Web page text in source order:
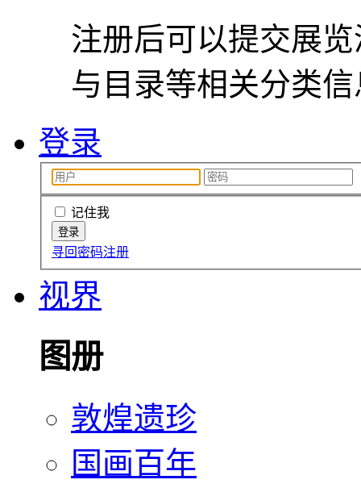
注册后可以提交展
与目录等相关分类
登录
记住我
寻回密码注册
视界
图册
敦煌遗珍
国画百年